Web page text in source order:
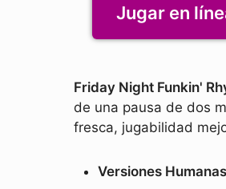
Jugar en
Friday Night Funkin'
de una pausa de dos
fresca, jugabilidad
Versiones